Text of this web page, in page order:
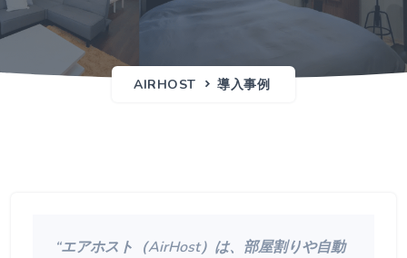
AIRHOST 導入事例
“エアホスト（AirHost）は、部屋割りや自動